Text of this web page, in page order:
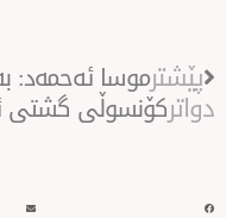
پێشترموسا ئەحمەد:
دواترکۆنسوڵی گشتی